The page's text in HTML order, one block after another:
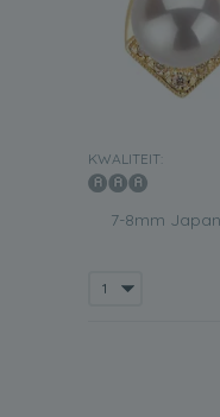
KWALITEIT:
7-8mm